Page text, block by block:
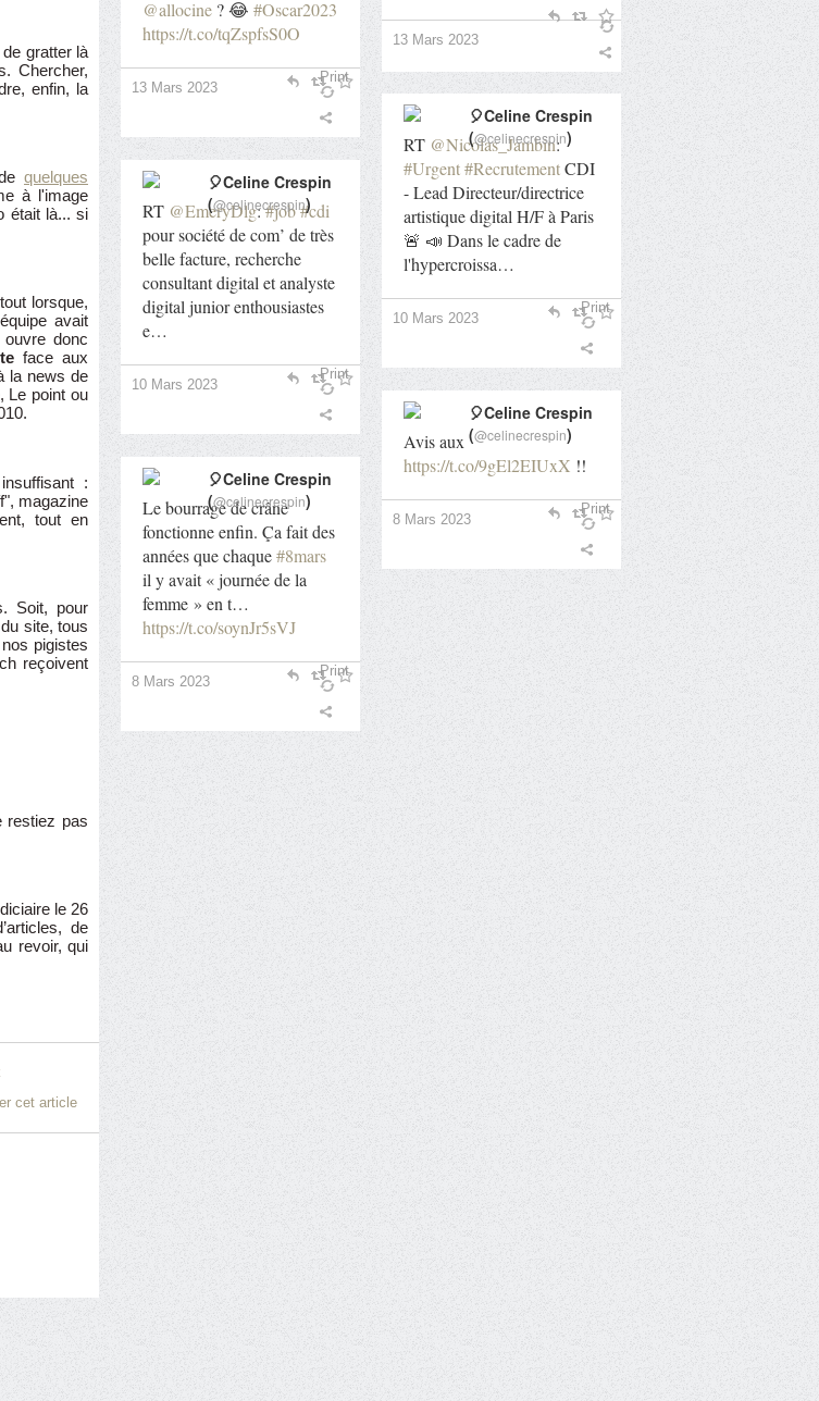
gratter là
Chercher,
enfin, la
quelques
à l'image
était là... si
lorsque,
avait
donc
face aux
la news de
Le point ou
:
magazine
tout en
Soit, pour
site, tous
pigistes
reçoivent
restiez pas
le 26
de
revoir, qui
cet article
13 Mars 2023
@allocine ? 😂 #Oscar2023
https://t.co/tqZspfsS0O
13 Mars 2023
Print
RT @Nicolas_Jambin:
#Urgent#RecrutementCDI
- Lead Directeur/directrice
artistique digital H/F à Paris
🚨 📣 Dans le cadre de
l'hypercroissa…
🎈Celine Crespin
(@celinecrespin)
10 Mars 2023
Print
RT @EmeryDlg:#job#cdi
pour société de com’ de très
belle facture, recherche
consultant digital et analyste
digital junior enthousiastes
e…
🎈Celine Crespin
(@celinecrespin)
10 Mars 2023
Print
Avis aux
https://t.co/9gEl2EIUxX !!
🎈Celine Crespin
(@celinecrespin)
8 Mars 2023
Print
Le bourrage de crâne
fonctionne enfin. Ça fait des
années que chaque#8mars
il y avait « journée de la
femme » en t…
https://t.co/soynJr5sVJ
🎈Celine Crespin
(@celinecrespin)
8 Mars 2023
Print